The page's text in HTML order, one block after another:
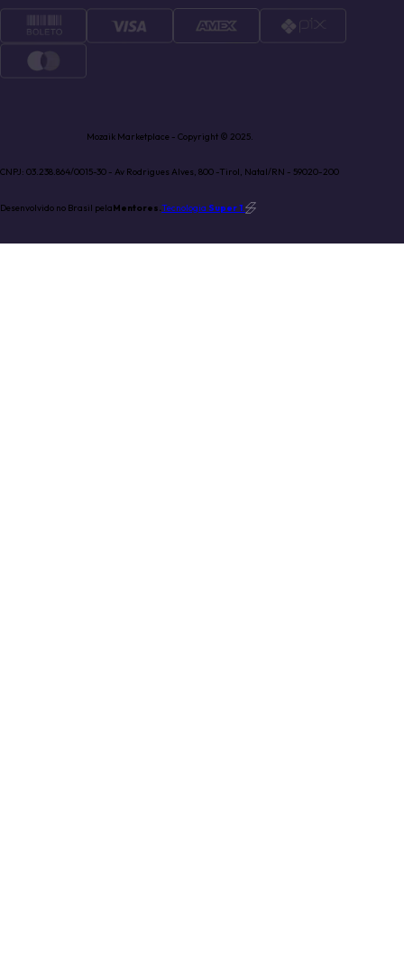
Mozaik Marketplace - Copyright © 2025.
CNPJ: 03.238.864/0015-30 - Av Rodrigues Alves, 800 -Tirol, Natal/RN - 59020-200
Desenvolvido no Brasil pelaMentores.Tecnologia Super 1.